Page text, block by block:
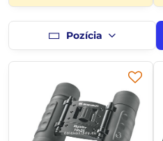
Pozícia